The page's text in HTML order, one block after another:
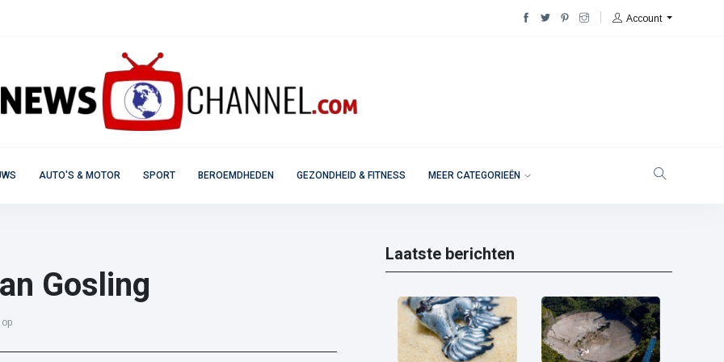
Account
AUTO'S & MOTOR SPORT BEROEMDHEDEN GEZONDHEID & FITNESS MEER CATEGORIEËN
Gosling
Laatste berichten